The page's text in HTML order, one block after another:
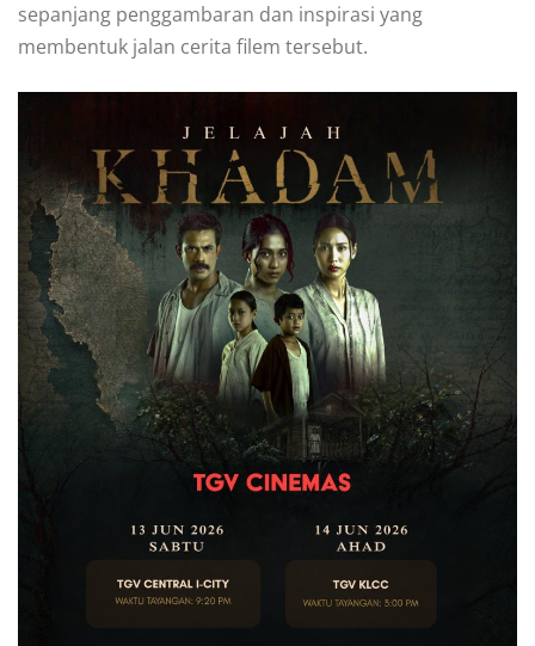
sepanjang penggambaran dan inspirasi yang
membentuk jalan cerita filem tersebut.